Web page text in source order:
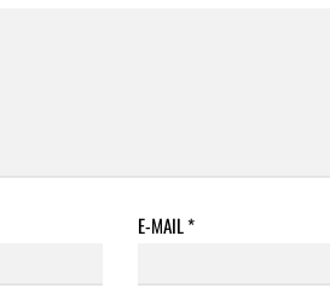
E-MAIL*